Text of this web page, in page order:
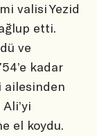
valisi Yezid
etti.
ve
kadar
ailesinden
el koydu.